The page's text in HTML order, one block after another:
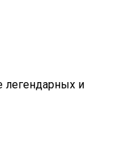
легендарных и